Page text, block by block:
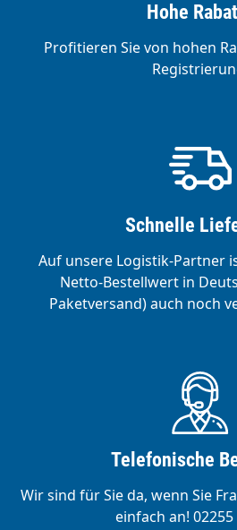
Hohe
Profitieren Sie von hohen
Schnelle
Auf unsere Logistik-Partner
Netto-Bestellwert in
Paketversand) auch noch
Telefonische
Wir sind für Sie da, wenn Sie
einfach an! 02255